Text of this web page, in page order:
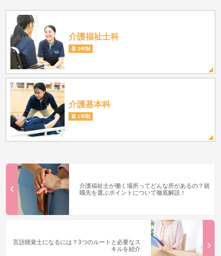
介護福祉士科
昼 2年制
介護基本科
昼 1年制
介護福祉士が働く場所ってどんな所があるの？就
職先を選ぶポイントについて徹底解説！
言語聴覚士になるには？3つのルートと必要なス
キルを紹介